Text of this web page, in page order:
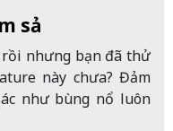
sả
rồi nhưng bạn đã thử
này chưa? Đảm
như bùng nổ luôn